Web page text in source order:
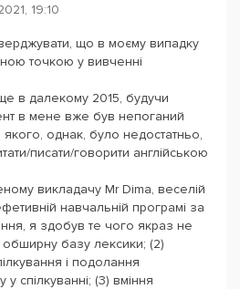
19:10
що в моєму випадку
точкою у вивченні
в далекому 2015, будучи
в мене вже був непоганий
якого, однак, було недостатньо,
писати/говорити англійською
викладачу Mr Dima, веселій
навчальній програмі за
я здобув те чого якраз не
базу лексики; (2)
і подолання
у спілкуванні; (3) вміння